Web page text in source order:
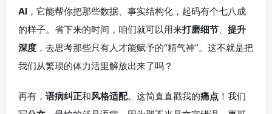
AI ，它能帮你把那些数据、事实结构化，起码有个七八成
的样子。省下来的时间，咱们就可以用来打磨细节
提升
深度 ，去思考那些只有人才能赋予的“精气神”。这不就是把
我们从繁琐的体力活里解放出来了吗？
再有， 语病纠正和风格适配。这简直直戳我的痛点 ！我们